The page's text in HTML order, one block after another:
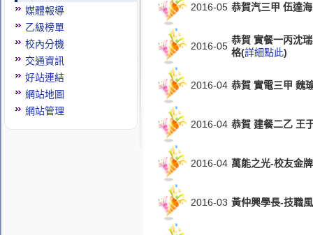
媒體報導
乙級榜單
校內分機
交通資訊
好站連結
網站地圖
網站管理
2016-05 恭賀汽三甲 伍達
2016-05
恭賀 實餐一丙沈
格(詳細點此)
2016-04 恭賀 實電三甲 魏
2016-04 恭賀 建餐二乙 王
2016-04 萬能之光-校友金
2016-03 黃仲興學長-技職